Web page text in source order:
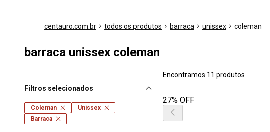
centauro.com.br todos os produtos barraca unissex coleman
barraca unissex coleman
Filtros selecionados
Coleman
Unissex
Barraca
Encontramos 11 produtos
27% OFF